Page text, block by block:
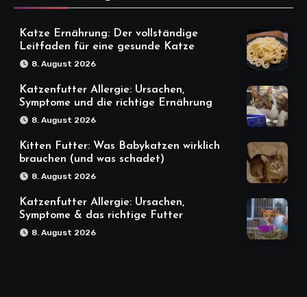
Katze Ernährung: Der vollständige
Leitfaden für eine gesunde Katze
8. August 2026
Katzenfutter Allergie: Ursachen,
Symptome und die richtige Ernährung
8. August 2026
Kitten Futter: Was Babykatzen wirklich
brauchen (und was schadet)
8. August 2026
Katzenfutter Allergie: Ursachen,
Symptome & das richtige Futter
8. August 2026